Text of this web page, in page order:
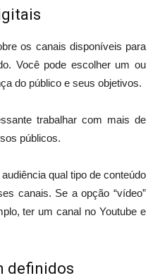
os canais disponíveis para
Você pode escolher um ou
do público e seus objetivos.
trabalhar com mais de
públicos.
qual tipo de conteúdo
canais. Se a opção “vídeo”
ter um canal no Youtube e
definidos